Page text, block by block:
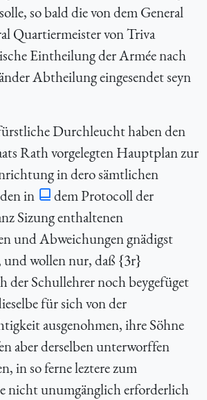
so bald die von dem General
Quartiermeister von Triva
Eintheilung der Armée nach
Abtheilung eingesendet seyn
Durchleucht haben den
Rath vorgelegten Hauptplan zur
in dero sämtlichen
in
dem Protocoll der
Sizung enthaltenen
und Abweichungen gnädigst
und wollen nur, daß {3r}
der Schullehrer noch beygefüget
für sich von der
ausgenohmen, ihre Söhne
aber derselben unterworffen
in so ferne leztere zum
nicht unumgänglich erforderlich